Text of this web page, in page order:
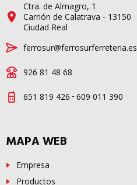
Ctra. de Almagro, 1
Carrión de Calatrava - 13150
Ciudad Real
ferrosur@ferrosurferreteria.es
926 81 48 68
651 819 426 - 609 011 390
MAPA WEB
Empresa
Productos